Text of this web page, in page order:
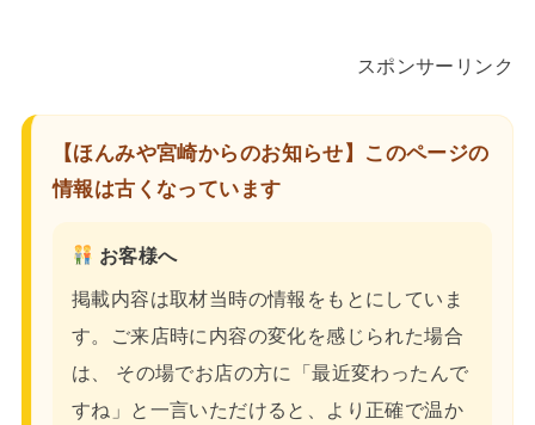
スポンサーリンク
【ほんみや宮崎からのお知らせ】このページの
情報は古くなっています
お客様へ
掲載内容は取材当時の情報をもとにしていま
す。ご来店時に内容の変化を感じられた場合
は、 その場でお店の方に「最近変わったんで
すね」と一言いただけると、より正確で温か